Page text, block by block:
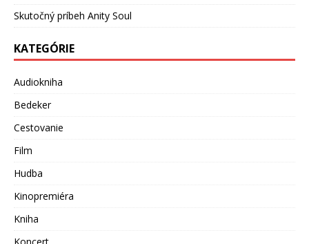
Skutočný príbeh Anity Soul
KATEGÓRIE
Audiokniha
Bedeker
Cestovanie
Film
Hudba
Kinopremiéra
Kniha
Koncert